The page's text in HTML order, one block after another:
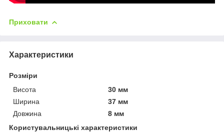
Приховати
Характеристики
Розміри
Висота
30 мм
Ширина
37 мм
Довжина
8 мм
Користувальницькі характеристики